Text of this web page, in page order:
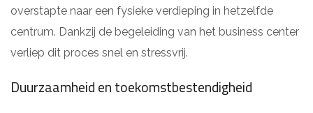
overstapte naar een fysieke verdieping in hetzelfde
centrum. Dankzij de begeleiding van het business center
verliep dit proces snel en stressvrij.
Duurzaamheid en toekomstbestendigheid